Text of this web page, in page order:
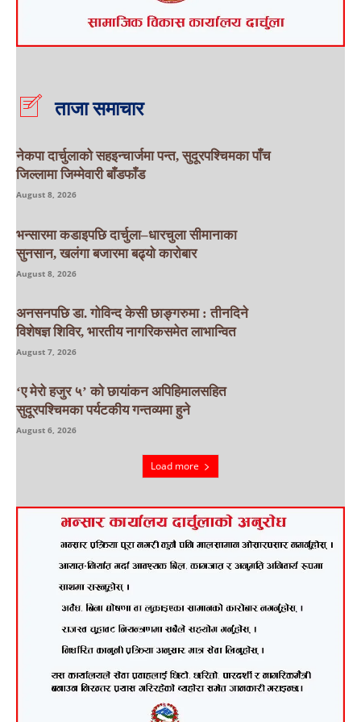
ताजा समाचार
नेकपा दार्चुलाको सहइन्चार्जमा पन्त, सुदूरपश्चिमका पाँच
जिल्लामा जिम्मेवारी बाँडफाँड
August 8, 2026
भन्सारमा कडाइपछि दार्चुला–धारचुला सीमानाका
सुनसान, खलंगा बजारमा बढ्यो कारोबार
August 8, 2026
अनसनपछि डा. गोविन्द केसी छाङ्गरुमा : तीनदिने
विशेषज्ञ शिविर, भारतीय नागरिकसमेत लाभान्वित
August 7, 2026
‘ए मेरो हजुर ५’ को छायांकन अपिहिमालसहित
सुदूरपश्चिमका पर्यटकीय गन्तव्यमा हुने
August 6, 2026
Load more